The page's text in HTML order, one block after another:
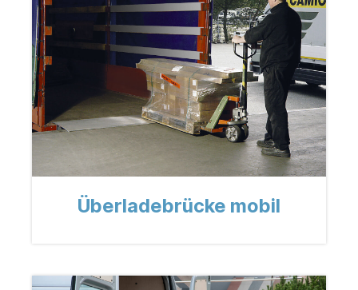
Überladebrücke mobil